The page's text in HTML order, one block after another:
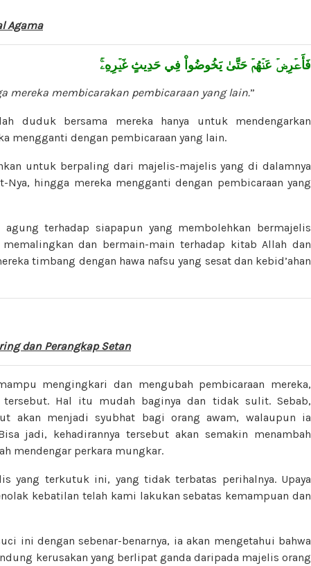
Agama
فَأَعۡرِضۡ عَنۡهُمۡ حَتَّىٰ يَخُوضُواْ فِي حَدِيثٍ غَيۡرِهِۦۚ
mereka membicarakan pembicaraan yang lain.”
duduk bersama mereka hanya untuk mendengarkan
mengganti dengan pembicaraan yang lain.
untuk berpaling dari majelis-majelis yang di dalamnya
Nya, hingga mereka mengganti dengan pembicaraan yang
terhadap siapapun yang membolehkan bermajelis
dan bermain-main terhadap kitab Allah dan
timbang dengan hawa nafsu yang sesat dan kebid’ahan
dan Perangkap Setan
mengingkari dan mengubah pembicaraan mereka,
Hal itu mudah baginya dan tidak sulit. Sebab,
akan menjadi syubhat bagi orang awam, walaupun ia
jadi, kehadirannya tersebut akan semakin menambah
mendengar perkara mungkar.
yang terkutuk ini, yang tidak terbatas perihalnya. Upaya
kebatilan telah kami lakukan sebatas kemampuan dan
ini dengan sebenar-benarnya, ia akan mengetahui bahwa
kerusakan yang berlipat ganda daripada majelis orang